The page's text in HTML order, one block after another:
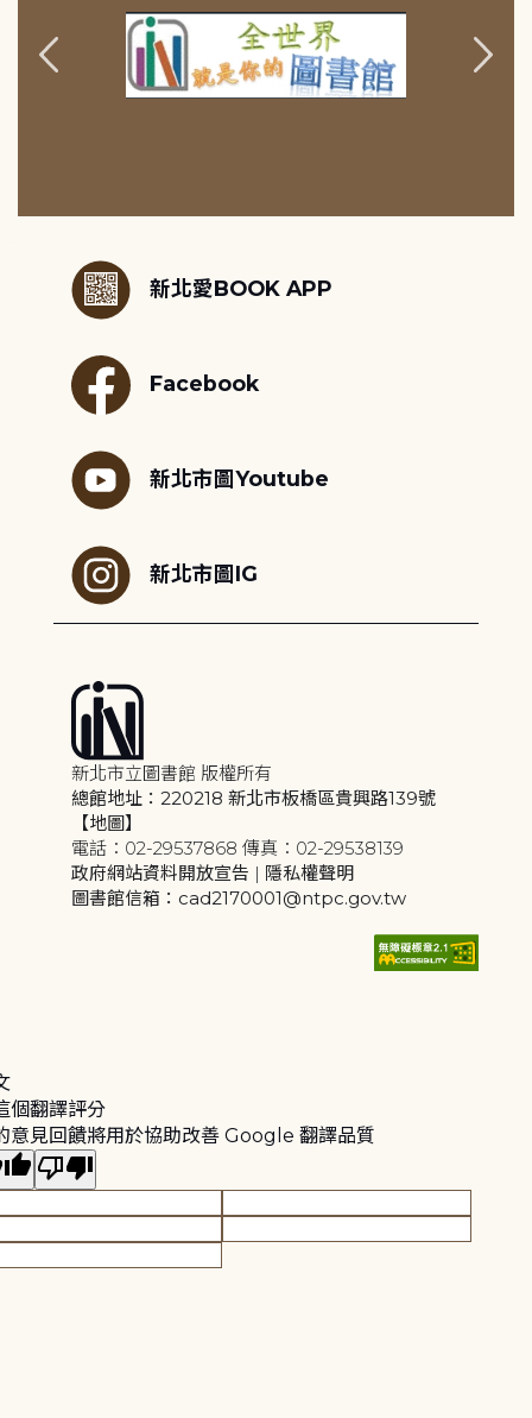
新北愛BOOK APP
Facebook
新北市圖Youtube
新北市圖IG
新北市立圖書館 版權所有
總館地址：220218 新北市板橋區貴興路139號
【地圖】
電話：02-29537868 傳真：02-29538139
政府網站資料開放宣告 | 隱私權聲明
圖書館信箱：cad2170001@ntpc.gov.tw
個翻譯評分
意見回饋將用於協助改善 Google 翻譯品質